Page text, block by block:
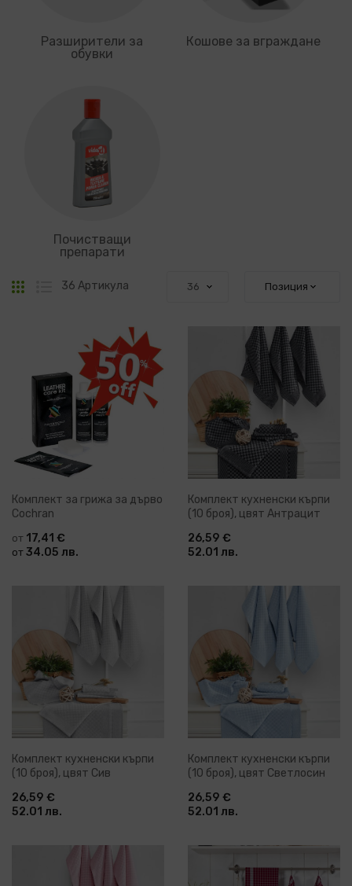
Разширители за
обувки
Кошове за вграждане
Почистващи
препарати
РешеткаСписък
36 Артикула
Комплект за грижа за дърво
Cochran
от 17,41 €
от 34.05 лв.
Комплект кухненски кърпи
(10 броя), цвят Антрацит
26,59 €
52.01 лв.
Комплект кухненски кърпи
(10 броя), цвят Сив
26,59 €
52.01 лв.
Комплект кухненски кърпи
(10 броя), цвят Светлосин
26,59 €
52.01 лв.